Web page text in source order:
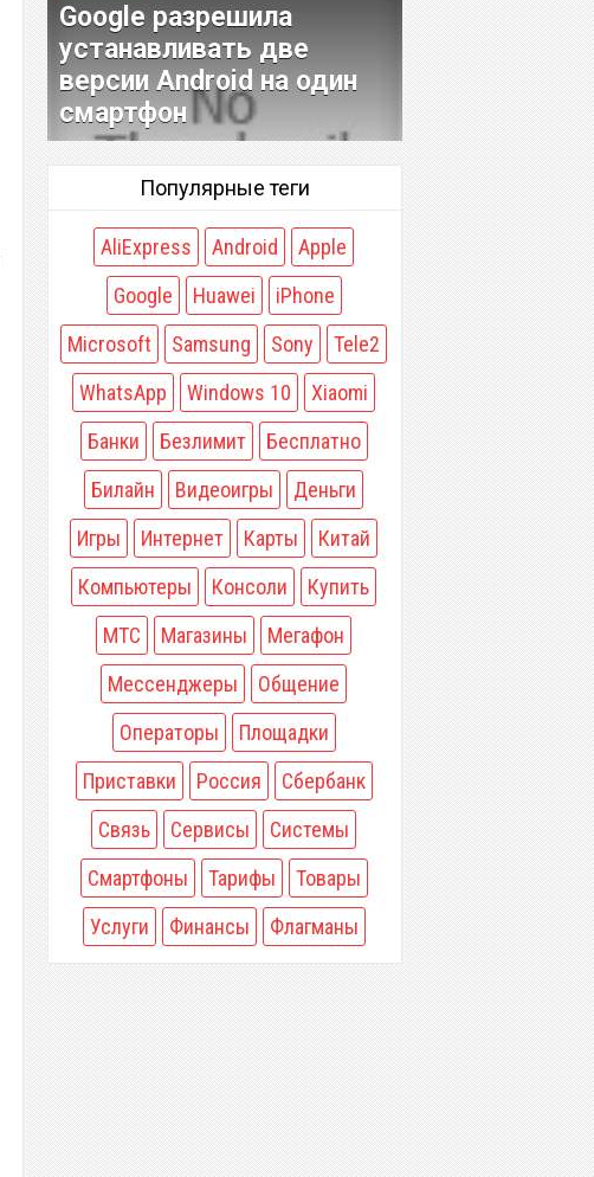
Google разрешила
устанавливать две
версии Android на один
смартфон
Популярные теги
AliExpress Android
Apple
Google
Huawei
iPhone
Microsoft
Samsung Sony
Tele2
WhatsApp
Windows 10
Xiaomi
Банки
Безлимит
Бесплатно
Билайн
Видеоигры
Деньги
Игры
Интернет Карты
Китай
Компьютеры
Консоли
Купить
МТС
Магазины
Мегафон
Мессенджеры
Общение
Операторы
Площадки
Приставки
Россия
Сбербанк
Связь
Сервисы
Системы
Смартфоны
Тарифы
Товары
Услуги
Финансы Флагманы